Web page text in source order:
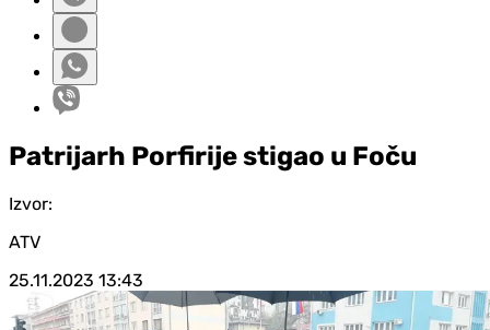
Patrijarh Porfirije stigao u Foču
Izvor:
ATV
25.11.2023 13:43